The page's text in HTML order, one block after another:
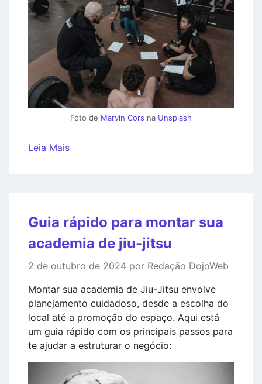
Foto de Marvin Cors na Unsplash
Leia Mais
Guia rápido para montar sua
academia de jiu-jitsu
2 de outubro de 2024 por Redação DojoWeb
Montar sua academia de Jiu-Jitsu envolve
planejamento cuidadoso, desde a escolha do
local até a promoção do espaço. Aqui está
um guia rápido com os principais passos para
te ajudar a estruturar o negócio: